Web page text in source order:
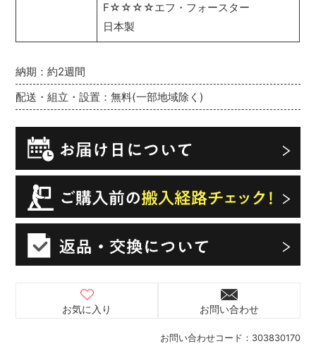
お問い合わせコード： 303830170
納期：約2週間
配送・組立・設置：無料(一部地域除く)
お気に入り お問い合わせ
F☆☆☆☆エフ・フォースター
日本製